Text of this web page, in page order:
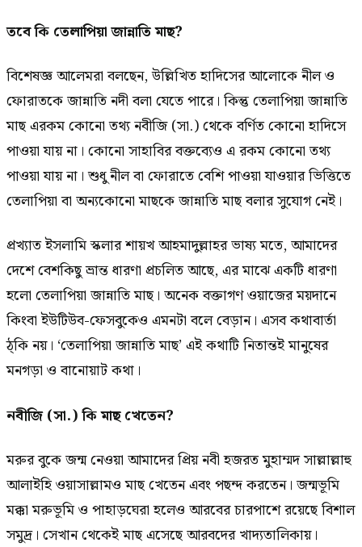
তবে কি তেলাপিয়া জান্নাতি মাছ?
বিশেষজ্ঞ আলেমরা বলছেন, উল্লিখিত হাদিসের আলোকে নীল ও
ফোরাতকে জান্নাতি নদী বলা যেতে পারে। কিন্তু তেলাপিয়া জান্নাতি
মাছ এরকম কোনো তথ্য নবীজি (সা.) থেকে বর্ণিত কোনো হাদিসে
পাওয়া যায় না। কোনো সাহাবির বক্তব্যেও এ রকম কোনো তথ্য
পাওয়া যায় না। শুধু নীল বা ফোরাতে বেশি পাওয়া যাওয়ার ভিত্তিতে
তেলাপিয়া বা অন্যকোনো মাছকে জান্নাতি মাছ বলার সুযোগ নেই।
প্রখ্যাত ইসলামি স্কলার শায়খ আহমাদুল্লাহর ভাষ্য মতে, আমাদের
দেশে বেশকিছু ভ্রান্ত ধারণা প্রচলিত আছে, এর মাঝে একটি ধারণা
হলো তেলাপিয়া জান্নাতি মাছ। অনেক বক্তাগণ ওয়াজের ময়দানে
কিংবা ইউটিউব-ফেসবুকেও এমনটা বলে বেড়ান। এসব কথাবার্তা
ঠ্কি নয়। ‘তেলাপিয়া জান্নাতি মাছ’ এই কথাটি নিতান্তই মানুষের
মনগড়া ও বানোয়াট কথা।
নবীজি (সা.) কি মাছ খেতেন?
মরুর বুকে জন্ম নেওয়া আমাদের প্রিয় নবী হজরত মুহাম্মদ সাল্লাল্লাহু
আলাইহি ওয়াসাল্লামও মাছ খেতেন এবং পছন্দ করতেন। জন্মভূমি
মক্কা মরুভূমি ও পাহাড়ঘেরা হলেও আরবের চারপাশে রয়েছে বিশাল
সমুদ্র। সেখান থেকেই মাছ এসেছে আরবদের খাদ্যতালিকায়।